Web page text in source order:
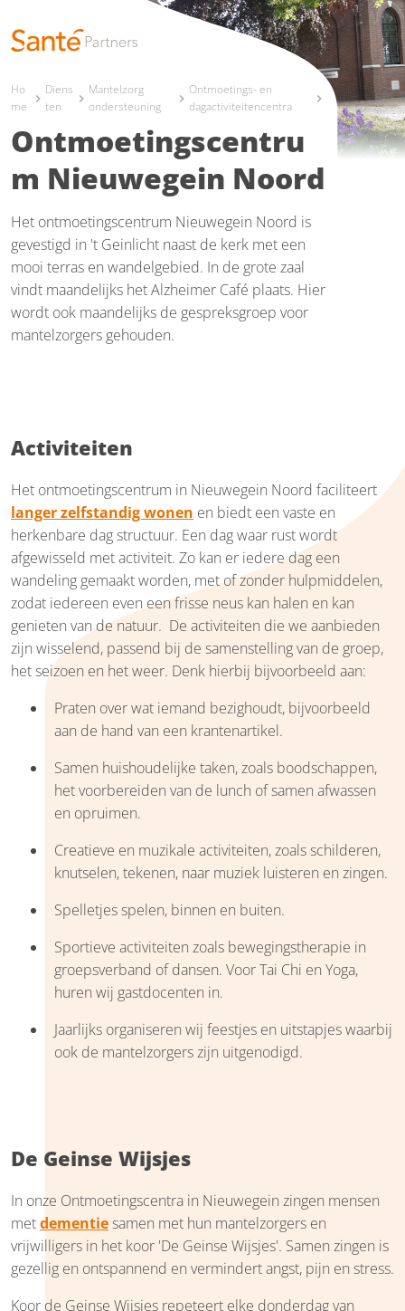
Ho
me
chevron_right
Diens
ten
chevron_right
Mantelzorg
ondersteuning
chevron_right
Ontmoetings- en
dagactiviteitencentra
chevron_right
Ontmoetingscentru
m Nieuwegein Noord
Het ontmoetingscentrum Nieuwegein Noord is
gevestigd in 't Geinlicht naast de kerk met een
mooi terras en wandelgebied. In de grote zaal
vindt maandelijks het Alzheimer Café plaats. Hier
wordt ook maandelijks de gespreksgroep voor
mantelzorgers gehouden.
Activiteiten
Het ontmoetingscentrum in Nieuwegein Noord faciliteert
langer zelfstandig wonen en biedt een vaste en
herkenbare dag structuur. Een dag waar rust wordt
afgewisseld met activiteit. Zo kan er iedere dag een
wandeling gemaakt worden, met of zonder hulpmiddelen,
zodat iedereen even een frisse neus kan halen en kan
genieten van de natuur. De activiteiten die we aanbieden
zijn wisselend, passend bij de samenstelling van de groep,
het seizoen en het weer. Denk hierbij bijvoorbeeld aan:
Praten over wat iemand bezighoudt, bijvoorbeeld
aan de hand van een krantenartikel.
Samen huishoudelijke taken, zoals boodschappen,
het voorbereiden van de lunch of samen afwassen
en opruimen.
Creatieve en muzikale activiteiten, zoals schilderen,
knutselen, tekenen, naar muziek luisteren en zingen.
Spelletjes spelen, binnen en buiten.
Sportieve activiteiten zoals bewegingstherapie in
groepsverband of dansen. Voor Tai Chi en Yoga,
huren wij gastdocenten in.
Jaarlijks organiseren wij feestjes en uitstapjes waarbij
ook de mantelzorgers zijn uitgenodigd.
De Geinse Wijsjes
In onze Ontmoetingscentra in Nieuwegein zingen mensen
metdementiesamen met hun mantelzorgers en
vrijwilligers in het koor 'De Geinse Wijsjes'. Samen zingen is
gezellig en ontspannend en vermindert angst, pijn en stress.
Koor de Geinse Wijsjes repeteert elke donderdag van